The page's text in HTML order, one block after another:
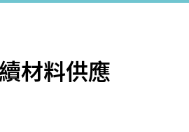
材料供應